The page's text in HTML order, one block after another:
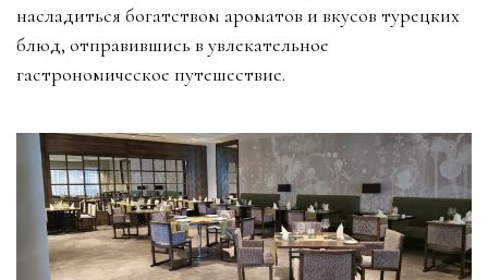
насладиться богатством ароматов и вкусов турецких
блюд, отправившись в увлекательное
гастрономическое путешествие.